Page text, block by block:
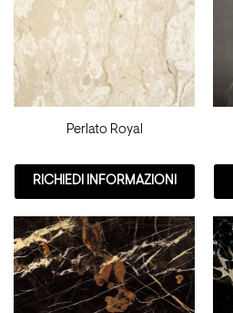
Perlato Royal
RICHIEDI INFORMAZIONI